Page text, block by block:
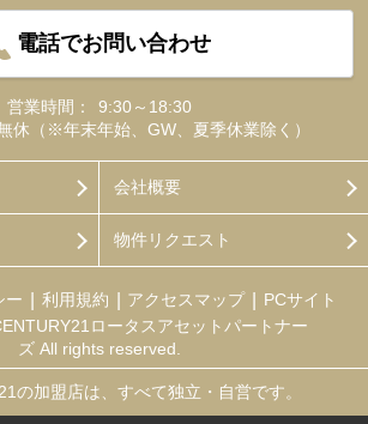
電話でお問い合わせ
営業時間：
9:30～18:30
休（※年末年始、GW、夏季休業除く）
会社概要
物件リクエスト
ー 利用規約 アクセスマップ
PCサイト
ロータスアセットパートナー
ズ All rights reserved.
の加盟店は、すべて独立・自営です。